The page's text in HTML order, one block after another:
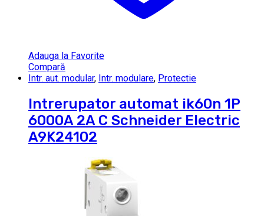
Adauga la Favorite
Compară
Intr. aut. modular, Intr. modulare, Protectie
Intrerupator automat ik60n 1P
6000A 2A C Schneider Electric
A9K24102